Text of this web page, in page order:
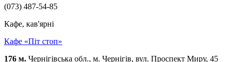
(073) 487-54-85
Кафе, кав'ярні
Кафе «Піт стоп»
176 м. Чернігівська обл., м. Чернігів, вул. Проспект Миру, 45